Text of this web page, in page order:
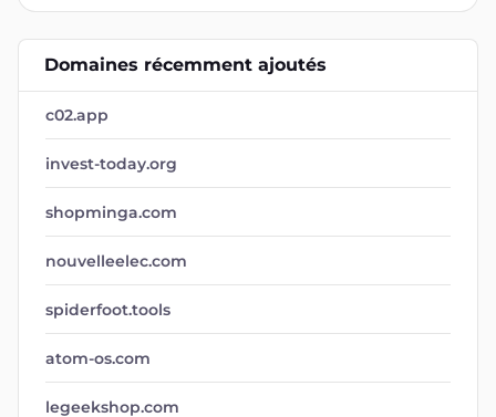
Domaines récemment ajoutés
c02.app
invest-today.org
shopminga.com
nouvelleelec.com
spiderfoot.tools
atom-os.com
legeekshop.com